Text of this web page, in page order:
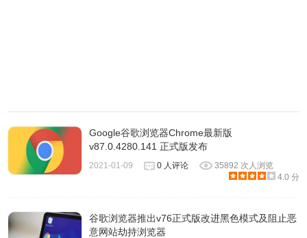
Google谷歌浏览器Chrome最新版
v87.0.4280.141 正式版发布
2021-01-09 0 人评论
35892 次人浏览
4.0 分
谷歌浏览器推出v76正式版改进黑色模式及阻止恶
意网站劫持浏览器